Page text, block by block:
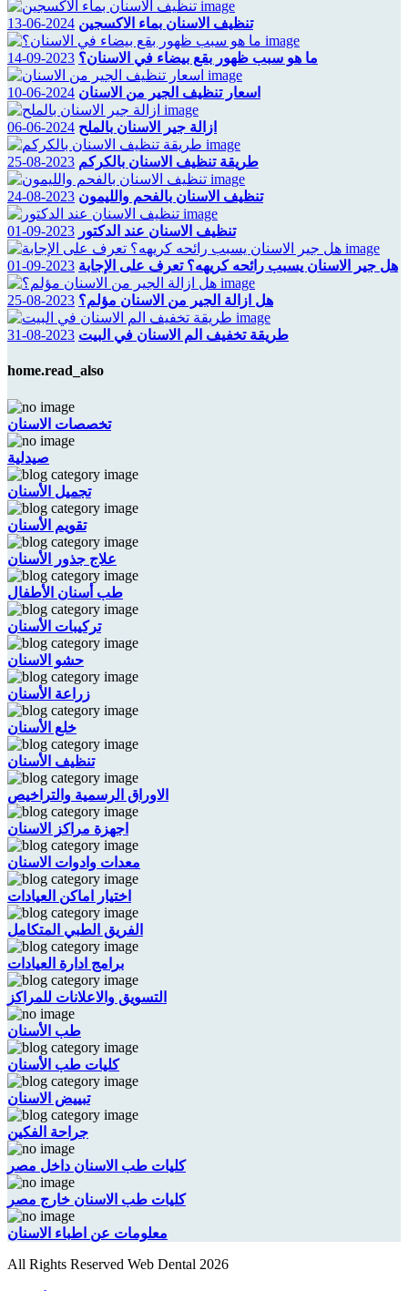
تنظيف الاسنان بماء الاكسجين 2024-06-13
ما هو سبب ظهور بقع بيضاء في الاسنان؟ 2023-09-14
اسعار تنظيف الجير من الاسنان 2024-06-10
ازالة جير الاسنان بالملح 2024-06-06
طريقة تنظيف الاسنان بالكركم 2023-08-25
تنظيف الاسنان بالفحم والليمون 2023-08-24
تنظيف الاسنان عند الدكتور 2023-09-01
هل جير الاسنان يسبب رائحه كريهه؟ تعرف على الإجابة 2023-09-01
هل ازالة الجير من الاسنان مؤلم؟ 2023-08-25
طريقة تخفيف الم الاسنان في البيت 2023-08-31
home.read_also
تخصصات الاسنان
صيدلية
تجميل الأسنان
تقويم الأسنان
علاج جذور الأسنان
طب أسنان الأطفال
تركيبات الأسنان
حشو الاسنان
زراعة الأسنان
خلع الأسنان
تنظيف الأسنان
الاوراق الرسمية والتراخيص
اجهزة مراكز الاسنان
معدات وادوات الاسنان
اختيار اماكن العيادات
الفريق الطبي المتكامل
برامج ادارة العيادات
التسويق والاعلانات للمراكز
طب الأسنان
كليات طب الأسنان
تبييض الاسنان
جراحة الفكين
كليات طب الاسنان داخل مصر
كليات طب الاسنان خارج مصر
معلومات عن اطباء الاسنان
All Rights Reserved Web Dental 2026